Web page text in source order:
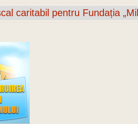
caritabil pentru Fundația